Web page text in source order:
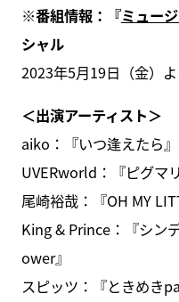
※番組情報：『ミュー
シャル
2023年5月19日（金）
＜出演アーティスト＞
aiko：『いつ逢えたら』
UVERworld：『ピグマ
尾崎裕哉：『OH MY
King & Prince：『シン
ower』
スピッツ：『ときめき